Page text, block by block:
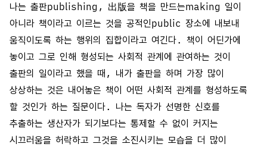
나는 출판publishing, 出版을 책을 만드는making 일이
아니라 책이라고 이르는 것을 공적인public 장소에 내보내
움직이도록 하는 행위의 집합이라고 여긴다. 책이 어딘가에
놓이고 그로 인해 형성되는 사회적 관계에 관여하는 것이
출판의 일이라고 했을 때, 내가 출판을 하며 가장 많이
상상하는 것은 내어놓은 책이 어떤 사회적 관계를 형성하도록
할 것인가 하는 질문이다. 나는 독자가 선명한 신호를
추출하는 생산자가 되기보다는 통제할 수 없이 커지는
시끄러움을 허락하고 그것을 소진시키는 모습을 더 많이